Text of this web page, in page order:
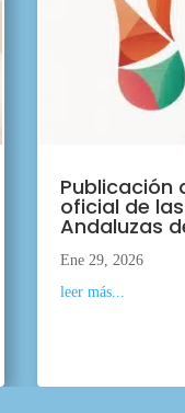
Publicación
oficial de
Andaluzas
Ene 29, 2026
leer más...